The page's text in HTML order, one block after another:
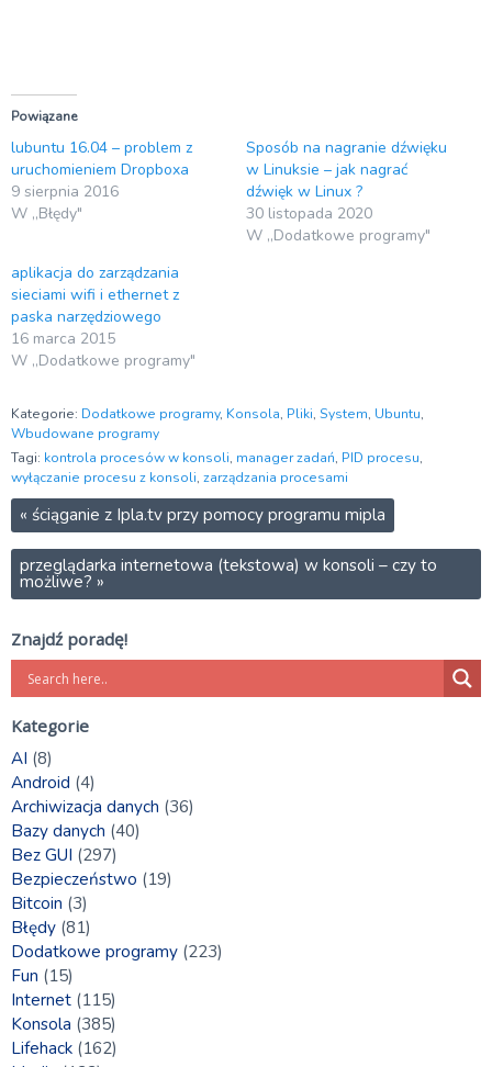
Powiązane
lubuntu 16.04 – problem z
uruchomieniem Dropboxa
9 sierpnia 2016
W „Błędy"
Sposób na nagranie dźwięku
w Linuksie – jak nagrać
dźwięk w Linux ?
30 listopada 2020
W „Dodatkowe programy"
aplikacja do zarządzania
sieciami wifi i ethernet z
paska narzędziowego
16 marca 2015
W „Dodatkowe programy"
Kategorie: Dodatkowe programy, Konsola, Pliki, System, Ubuntu,
Wbudowane programy
Tagi: kontrola procesów w konsoli, manager zadań, PID procesu,
wyłączanie procesu z konsoli, zarządzania procesami
« ściąganie z Ipla.tv przy pomocy programu mipla
przeglądarka internetowa (tekstowa) w konsoli – czy to
możliwe? »
Znajdź poradę!
Kategorie
AI (8)
Android (4)
Archiwizacja danych (36)
Bazy danych (40)
Bez GUI (297)
Bezpieczeństwo (19)
Bitcoin (3)
Błędy (81)
Dodatkowe programy (223)
Fun (15)
Internet (115)
Konsola (385)
Lifehack (162)